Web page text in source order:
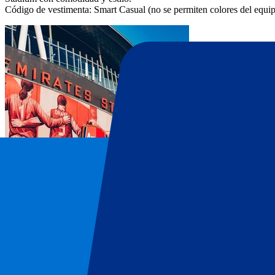
Código de vestimenta: Smart Casual (no se permiten colores del